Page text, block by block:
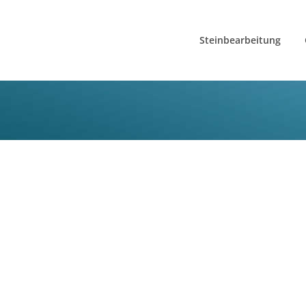
Steinbearbeitung